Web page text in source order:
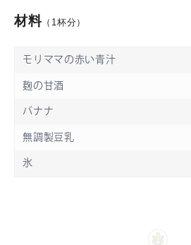
材料（1杯分）
モリママの赤い青汁
麹の甘酒
バナナ
無調製豆乳
氷